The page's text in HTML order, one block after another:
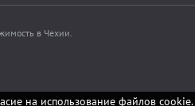
в Чехии.
на использование файлов cookie.